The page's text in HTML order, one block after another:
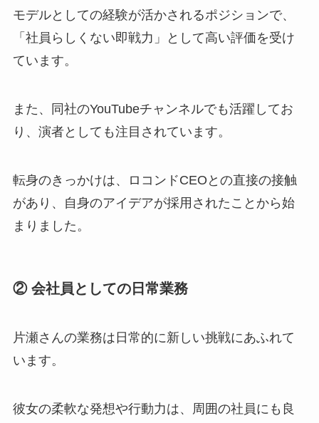
モデルとしての経験が活かされるポジションで、
「社員らしくない即戦力」として高い評価を受け
ています。
また、同社のYouTubeチャンネルでも活躍してお
り、演者としても注目されています。
転身のきっかけは、ロコンドCEOとの直接の接触
があり、自身のアイデアが採用されたことから始
まりました。
② 会社員としての日常業務
片瀬さんの業務は日常的に新しい挑戦にあふれて
います。
彼女の柔軟な発想や行動力は、周囲の社員にも良